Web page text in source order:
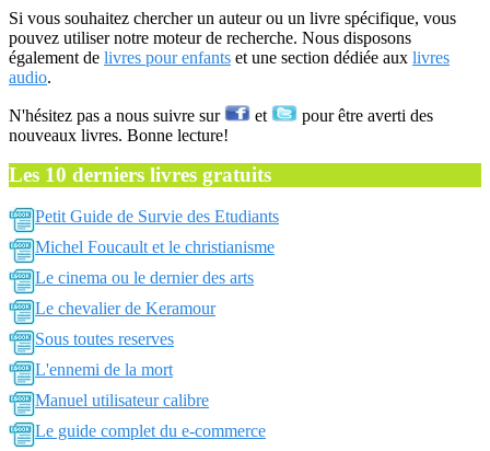
Si vous souhaitez chercher un auteur ou un livre spécifique, vous
pouvez utiliser notre moteur de recherche. Nous disposons
également de livres pour enfants et une section dédiée aux livres
audio.
N'hésitez pas a nous suivre sur et
pour être averti des
nouveaux livres. Bonne lecture!
Les 10 derniers livres gratuits
Petit Guide de Survie des Etudiants
Michel Foucault et le christianisme
Le cinema ou le dernier des arts
Le chevalier de Keramour
Sous toutes reserves
L'ennemi de la mort
Manuel utilisateur calibre
Le guide complet du e-commerce